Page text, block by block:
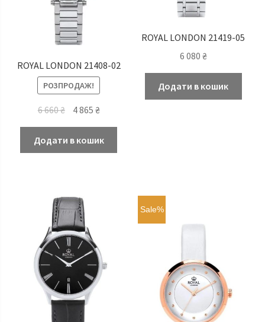
ROYAL LONDON 21408-02
РОЗПРОДАЖ!
6 660₴ Оригінальна
6
660 ₴.
4 865 ₴Поточна
4
865 ₴.
Додати в кошик
ROYAL LONDON 21419-05
6 080 ₴
Додати в кошик
Sale%